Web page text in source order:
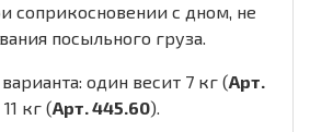
соприкосновении с дном, не
посыльного груза.
один весит 7 кг (Арт.
кг (Арт. 445.60).